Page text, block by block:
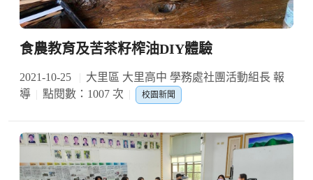
食農教育及苦茶籽榨油DIY體驗
2021-10-25
大里區 大里高中 學務處社團活動組長 報
導
點閱數：1007 次 校園新聞